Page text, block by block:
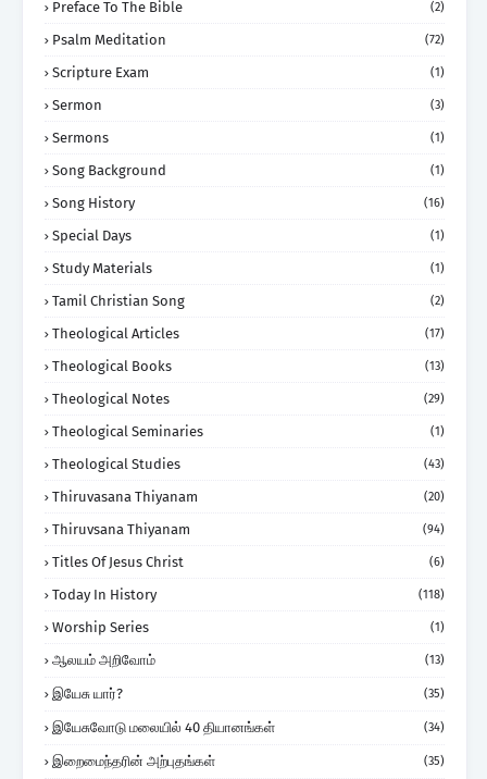
Preface To The Bible (2)
Psalm Meditation (72)
Scripture Exam (1)
Sermon (3)
Sermons (1)
Song Background (1)
Song History (16)
Special Days (1)
Study Materials (1)
Tamil Christian Song (2)
Theological Articles (17)
Theological Books (13)
Theological Notes (29)
Theological Seminaries (1)
Theological Studies (43)
Thiruvasana Thiyanam (20)
Thiruvsana Thiyanam (94)
Titles Of Jesus Christ (6)
Today In History (118)
Worship Series (1)
ஆலயம் அறிவோம் (13)
இயேசு யார்? (35)
இயேசுவோடு மலையில் 40 தியானங்கள் (34)
இறைமைந்தரின் அற்புதங்கள் (35)